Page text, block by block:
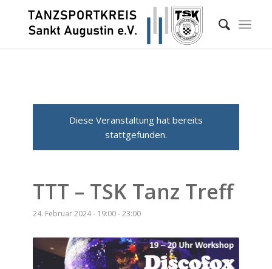
Diese Veranstaltung hat bereits
stattgefunden.
TTT – TSK Tanz Treff
24. Februar 2024 - 19:00-23:00